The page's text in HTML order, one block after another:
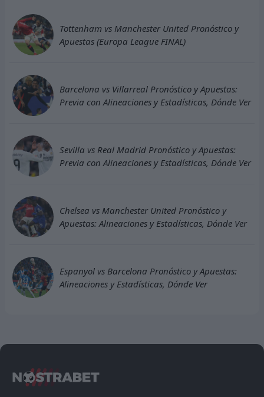
Tottenham vs Manchester United Pronóstico y
Apuestas (Europa League FINAL)
Barcelona vs Villarreal Pronóstico y Apuestas:
Previa con Alineaciones y Estadísticas, Dónde Ver
Sevilla vs Real Madrid Pronóstico y Apuestas:
Previa con Alineaciones y Estadísticas, Dónde Ver
Chelsea vs Manchester United Pronóstico y
Apuestas: Alineaciones y Estadísticas, Dónde Ver
Espanyol vs Barcelona Pronóstico y Apuestas:
Alineaciones y Estadísticas, Dónde Ver